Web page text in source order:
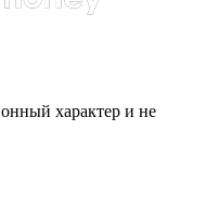
характер и не